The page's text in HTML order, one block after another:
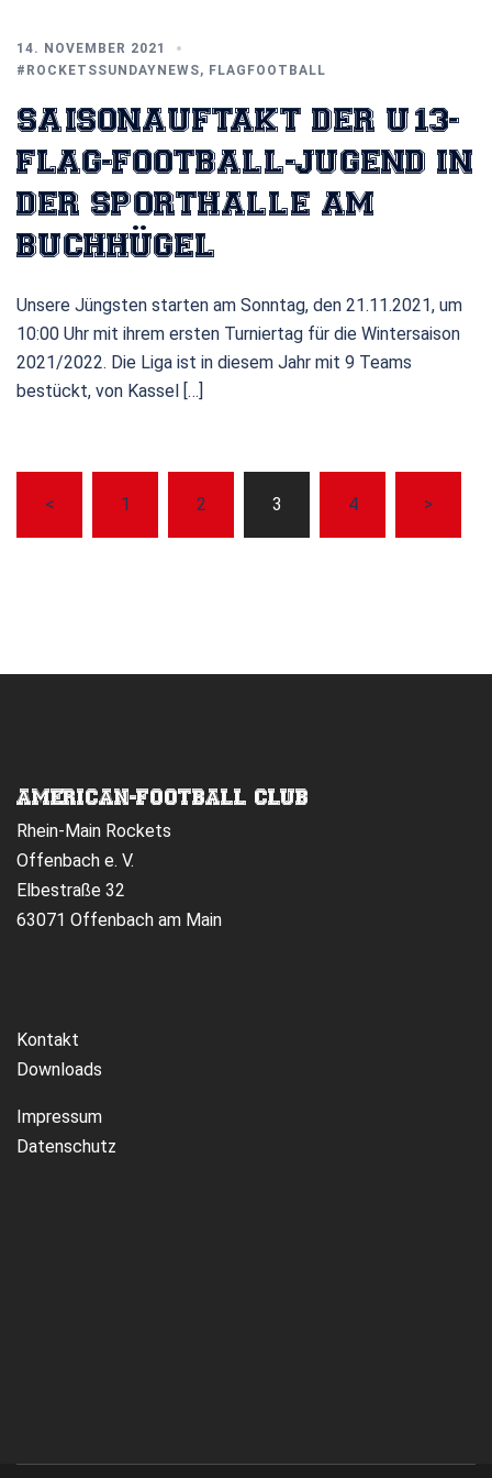
14. NOVEMBER 2021
#ROCKETSSUNDAYNEWS, FLAGFOOTBALL
SAISONAUFTAKT DER U13-
FLAG-FOOTBALL-JUGEND IN
DER SPORTHALLE AM
BUCHHÜGEL
Unsere Jüngsten starten am Sonntag, den 21.11.2021, um
10:00 Uhr mit ihrem ersten Turniertag für die Wintersaison
2021/2022. Die Liga ist in diesem Jahr mit 9 Teams
bestückt, von Kassel […]
SEITENNUMMERIERUNG
< 1 2 3 4 >
AMERICAN-FOOTBALL CLUB
Rhein-Main Rockets
Offenbach e. V.
Elbestraße 32
63071 Offenbach am Main
Kontakt
Downloads
Impressum
Datenschutz